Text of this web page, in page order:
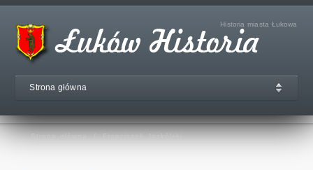
Historia miasta Łukowa
Strona główna
Strona główna Franciszek Jaskólski